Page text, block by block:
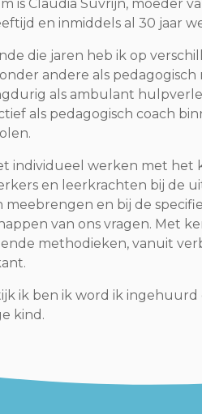
is Claudia Suvrijn, moeder
en inmiddels al 30 jaar
die jaren heb ik op
andere als
als ambulant
als pedagogisch coach
individueel werken met het
en leerkrachten bij de
meebrengen en bij de
van ons vragen. Met
methodieken, vanuit
ik ben ik word ik
kind.